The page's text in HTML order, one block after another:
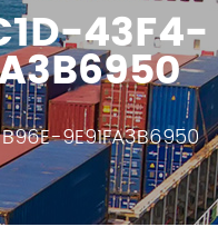
43F4-
9E91FA3B6950